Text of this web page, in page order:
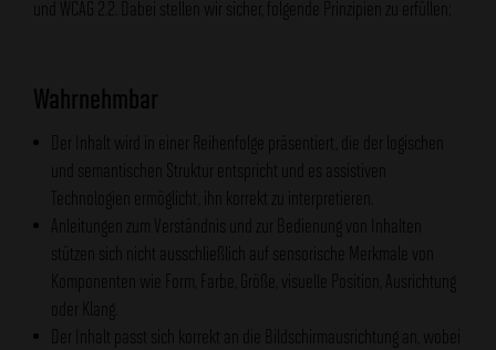
und WCAG 2.2. Dabei stellen wir sicher, folgende Prinzipien zu erfüllen:
Wahrnehmbar
Der Inhalt wird in einer Reihenfolge präsentiert, die der logischen
und semantischen Struktur entspricht und es assistiven
Technologien ermöglicht, ihn korrekt zu interpretieren.
Anleitungen zum Verständnis und zur Bedienung von Inhalten
stützen sich nicht ausschließlich auf sensorische Merkmale von
Komponenten wie Form, Farbe, Größe, visuelle Position, Ausrichtung
oder Klang.
Der Inhalt passt sich korrekt an die Bildschirmausrichtung an, wobei